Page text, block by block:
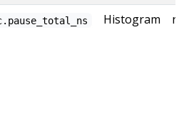
Histogram